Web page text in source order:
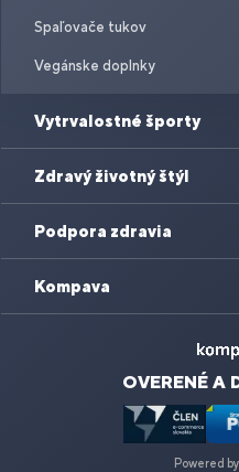
Spaľovače tukov
Vegánske doplnky
Vytrvalostné športy
Zdravý životný štýl
Podpora zdravia
Kompava
OVERENÉ A
Powered by